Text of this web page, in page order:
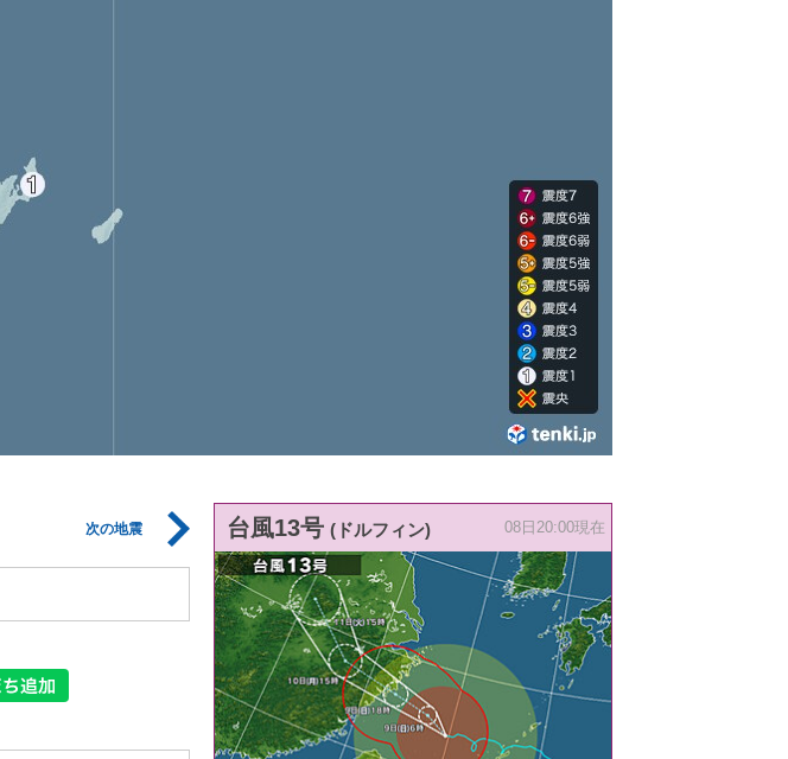
次の地震 台風13号 (ドルフィン) 08日20:00現在